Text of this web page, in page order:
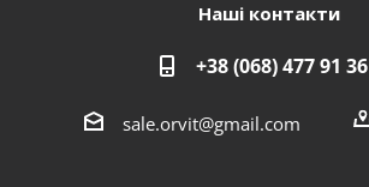
Наші контакти
+38 (068) 477 91 36
sale.orvit@gmail.com